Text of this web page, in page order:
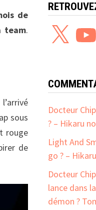
de
team.
sous
rouge
de
Docteur
? – Hikaru
Light And
go ? –
Docteur
lance dans
démon ?